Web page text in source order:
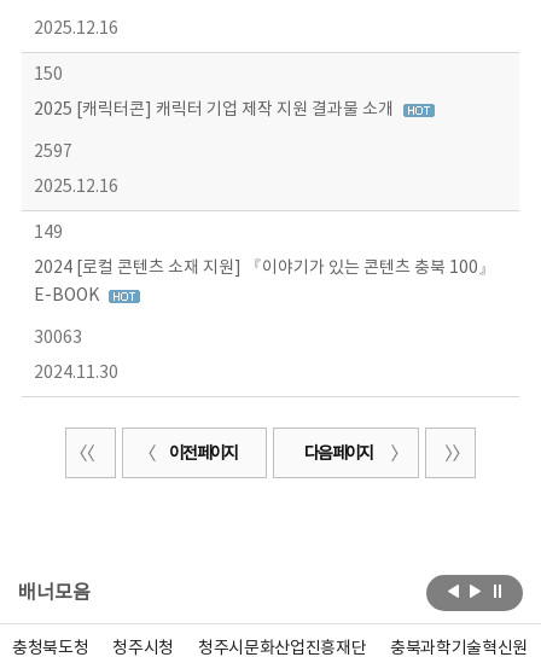
2025.12.16
150
2025 [캐릭터콘] 캐릭터 기업 제작 지원 결과물 소개
2597
2025.12.16
149
2024 [로컬 콘텐츠 소재 지원] 『이야기가 있는 콘텐츠 충북 100』
E-BOOK
30063
2024.11.30
이전 페이지 다음 페이지
배너모음
충청북도청 청주시청 청주시문화산업진흥재단 충북과학기술혁신원